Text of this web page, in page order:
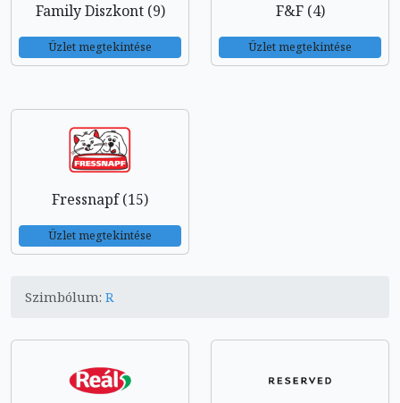
Family Diszkont (9)
Üzlet megtekintése
F&F (4)
Üzlet megtekintése
Fressnapf (15)
Üzlet megtekintése
Szimbólum: R